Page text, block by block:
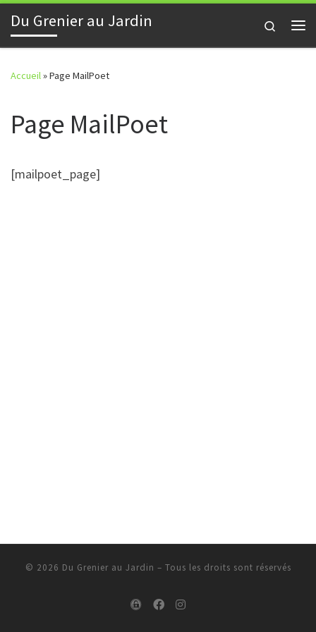
Skip to content
Du Grenier au Jardin
Search
Accueil»Page MailPoet
Page MailPoet
[mailpoet_page]
© 2026 Du Grenier au Jardin – Tous les droits sont réservés